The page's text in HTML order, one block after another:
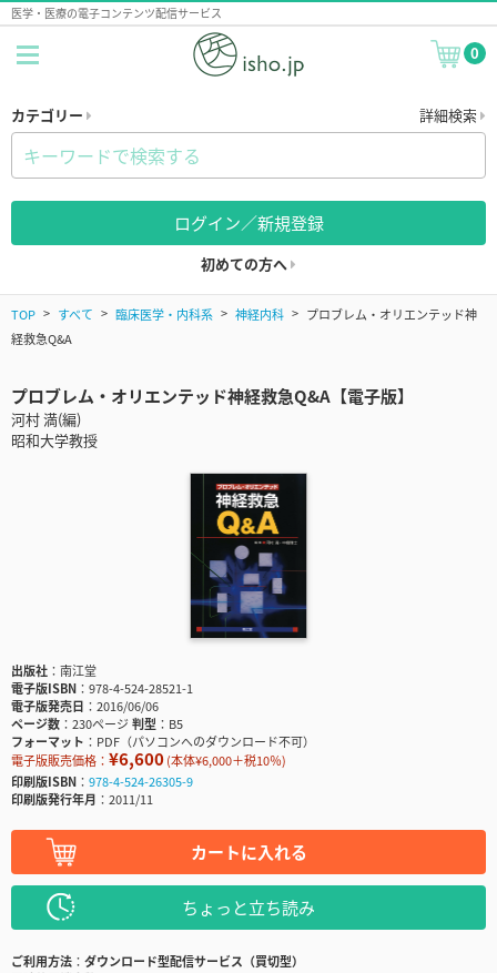
医学・医療の電子コンテンツ配信サービス
0
カテゴリー 詳細検索
ログイン／新規登録
初めての方へ
TOP すべて 臨床医学・内科系 神経内科
プロブレム・オリエンテッド神
経救急Q&A
プロブレム・オリエンテッド神経救急Q&A【電子版】
河村 満(編)
昭和大学教授
出版社
南江堂
電子版ISBN
978-4-524-28521-1
電子版発売日
2016/06/06
ページ数
230ページ判型
B5
フォーマット
PDF（パソコンへのダウンロード不可）
電子版販売価格： ¥6,600(本体¥6,000＋税10％)
印刷版ISBN
978-4-524-26305-9
印刷版発行年月
2011/11
カートに入れる
ちょっと立ち読み
ご利用方法
ダウンロード型配信サービス（買切型）